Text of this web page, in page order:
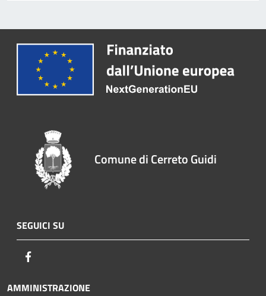
Comune di Cerreto Guidi
SEGUICI SU
AMMINISTRAZIONE